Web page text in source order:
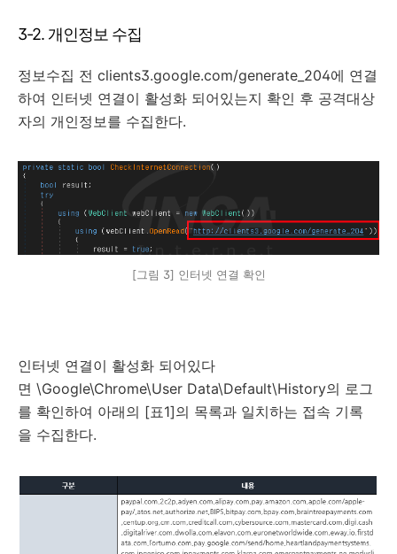
3-2. 개인정보 수집
정보수집 전 clients3.google.com/generate_204에 연결
하여 인터넷 연결이 활성화 되어있는지 확인 후 공격대상
자의 개인정보를 수집한다.
[그림 3] 인터넷 연결 확인
인터넷 연결이 활성화 되어있다
면 \Google\Chrome\User Data\Default\History의 로그
를 확인하여 아래의 [표1]의 목록과 일치하는 접속 기록
을 수집한다.